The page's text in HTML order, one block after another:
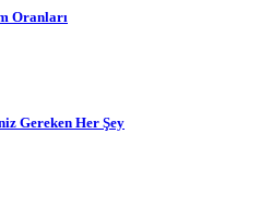
Oranları
Gereken Her Şey